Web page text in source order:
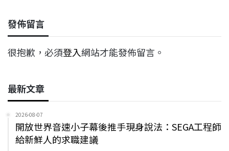
發佈留言
很抱歉，必須登入網站才能發佈留言。
最新文章
2026-08-07
開放世界音速小子幕後推手現身說法：SEGA工程師
給新鮮人的求職建議